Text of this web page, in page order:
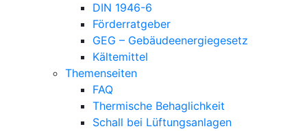
DIN 1946-6
Förderratgeber
GEG – Gebäudeenergiegesetz
Kältemittel
Themenseiten
FAQ
Thermische Behaglichkeit
Schall bei Lüftungsanlagen